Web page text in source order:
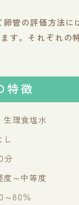
管の評価方法に
す。それぞれの
特徴
生理食塩水
し
分
度～中等度
～80％